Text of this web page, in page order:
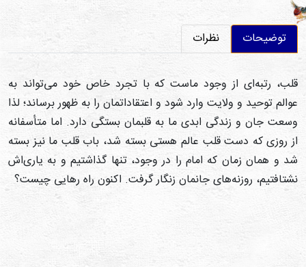
توضیحات نظرات
قلب، رتبه‌ای از وجود ماست که با تجرد خاص خود می‌تواند به
عوالم توحید و ولایت وارد شود و اعتقاداتمان را به ظهور برساند؛ لذا
وسعت جان و زندگی ابدی ما به قلبمان بستگی دارد. اما متأسفانه
از روزی که دست قلب عالم هستی بسته شد، باب قلب ما نیز بسته
شد و همان زمان که امام را در وجود، تنها گذاشتیم و به یاری‌اش
نشتافتیم، روزنه‌های جانمان زنگار گرفت. اکنون راه رهایی چیست؟